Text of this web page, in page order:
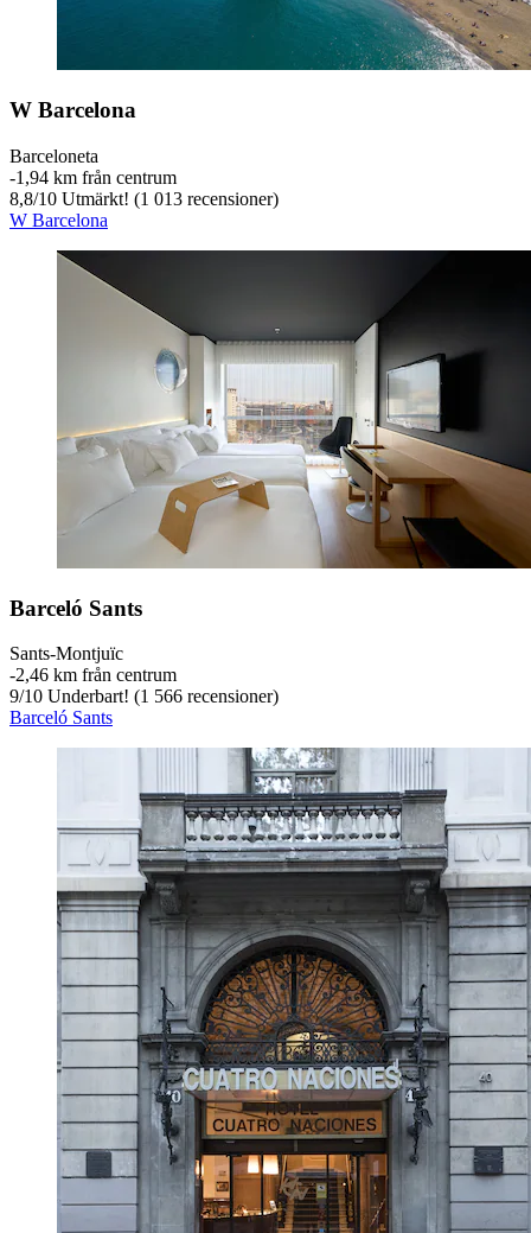
W Barcelona
Barceloneta
‐1,94 km från centrum
8,8/10 Utmärkt! (1 013 recensioner)
W Barcelona
Barceló Sants
Sants-Montjuïc
‐2,46 km från centrum
9/10 Underbart! (1 566 recensioner)
Barceló Sants